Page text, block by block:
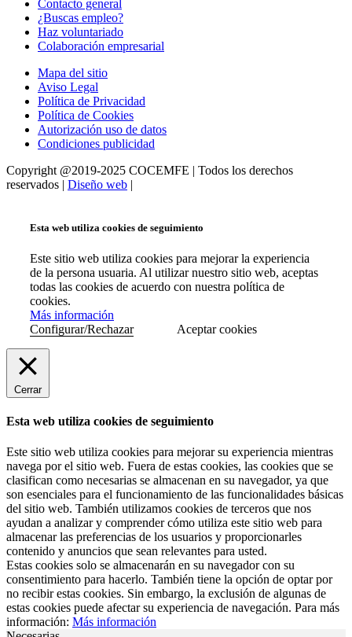
Contacto general
¿Buscas empleo?
Haz voluntariado
Colaboración empresarial
Mapa del sitio
Aviso Legal
Política de Privacidad
Política de Cookies
Autorización uso de datos
Condiciones publicidad
Copyright @2019-2025 COCEMFE | Todos los derechos
reservados | Diseño web |
Esta web utiliza cookies de seguimiento
Este sitio web utiliza cookies para mejorar la experiencia
de la persona usuaria. Al utilizar nuestro sitio web, aceptas
todas las cookies de acuerdo con nuestra política de
cookies.
Más información
Configurar/Rechazar
Aceptar cookies
Cerrar
Esta web utiliza cookies de seguimiento
Este sitio web utiliza cookies para mejorar su experiencia mientras
navega por el sitio web. Fuera de estas cookies, las cookies que se
clasifican como necesarias se almacenan en su navegador, ya que
son esenciales para el funcionamiento de las funcionalidades básicas
del sitio web. También utilizamos cookies de terceros que nos
ayudan a analizar y comprender cómo utiliza este sitio web para
almacenar las preferencias de los usuarios y proporcionarles
contenido y anuncios que sean relevantes para usted.
Estas cookies solo se almacenarán en su navegador con su
consentimiento para hacerlo. También tiene la opción de optar por
no recibir estas cookies. Sin embargo, la exclusión de algunas de
estas cookies puede afectar su experiencia de navegación. Para más
información: Más información